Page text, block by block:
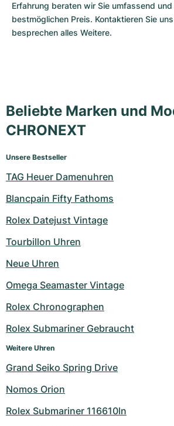
Erfahrung beraten wir Sie umfassend
bestmöglichen Preis. Kontaktieren Sie
besprechen alles Weitere.
Beliebte Marken und
CHRONEXT
Unsere Bestseller
TAG Heuer Damenuhren
Blancpain Fifty Fathoms
Rolex Datejust Vintage
Tourbillon Uhren
Neue Uhren
Omega Seamaster Vintage
Rolex Chronographen
Rolex Submariner Gebraucht
Weitere Uhren
Grand Seiko Spring Drive
Nomos Orion
Rolex Submariner 116610ln